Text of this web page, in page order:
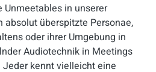
Unmeetables in unserer
absolut überspitzte Personae,
oder ihrer Umgebung in
Audiotechnik in Meetings
kennt vielleicht eine